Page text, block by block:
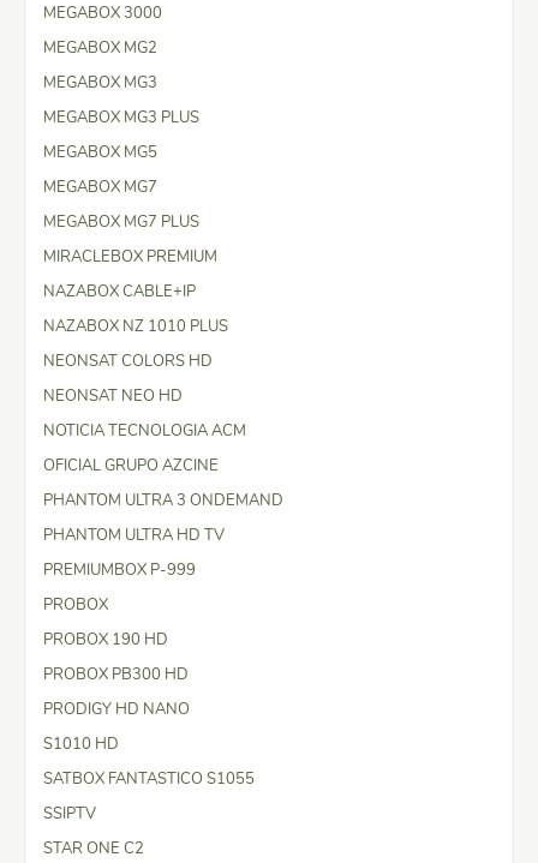
MEGABOX 3000
MEGABOX MG2
MEGABOX MG3
MEGABOX MG3 PLUS
MEGABOX MG5
MEGABOX MG7
MEGABOX MG7 PLUS
MIRACLEBOX PREMIUM
NAZABOX CABLE+IP
NAZABOX NZ 1010 PLUS
NEONSAT COLORS HD
NEONSAT NEO HD
NOTICIA TECNOLOGIA ACM
OFICIAL GRUPO AZCINE
PHANTOM ULTRA 3 ONDEMAND
PHANTOM ULTRA HD TV
PREMIUMBOX P-999
PROBOX
PROBOX 190 HD
PROBOX PB300 HD
PRODIGY HD NANO
S1010 HD
SATBOX FANTASTICO S1055
SSIPTV
STAR ONE C2